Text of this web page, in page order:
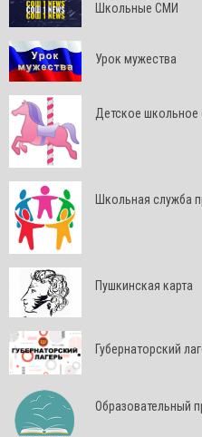
Школьные СМИ
Урок мужества
Детское школьное
Школьная служба
Пушкинская карта
Губернаторский
Образовательный